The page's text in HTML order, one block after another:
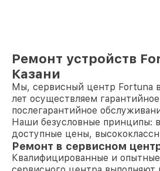
Ремонт устройств
Казани
Мы, сервисный центр Fortuna
лет осуществляем
послегарантийное
Наши безусловные принципы:
доступные цены,
Ремонт в сервисном
Квалифицированные и